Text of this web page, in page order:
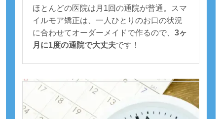
ほとんどの医院は月1回の通院が普通。スマ
イルモア矯正は、一人ひとりのお口の状況
に合わせてオーダーメイドで作るので、 3ヶ
月に1度の通院で大丈夫です！